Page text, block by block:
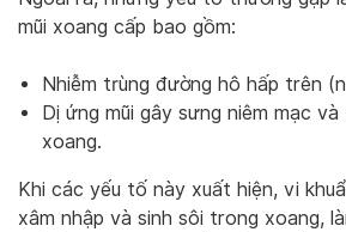
mũi xoang cấp bao gồm:
Nhiễm trùng đường hô hấp trên
Dị ứng mũi gây sưng niêm mạc
xoang.
Khi các yếu tố này xuất hiện, vi
xâm nhập và sinh sôi trong xoang,